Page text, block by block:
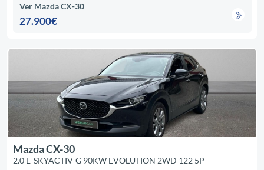
Ver Mazda CX-30
27.900€
Mazda CX-30
2.0 E-SKYACTIV-G 90KW EVOLUTION 2WD 122 5P